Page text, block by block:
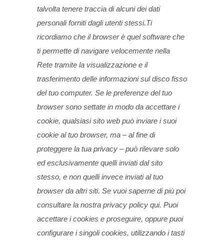
talvolta tenere traccia di alcuni dei dati
personali forniti dagli utenti stessi.Ti
ricordiamo che il browser è quel software che
ti permette di navigare velocemente nella
Rete tramite la visualizzazione e il
trasferimento delle informazioni sul disco fisso
del tuo computer. Se le preferenze del tuo
browser sono settate in modo da accettare i
cookie, qualsiasi sito web può inviare i suoi
cookie al tuo browser, ma – al fine di
proteggere la tua privacy – può rilevare solo
ed esclusivamente quelli inviati dal sito
stesso, e non quelli invece inviati al tuo
browser da altri siti. Se vuoi saperne di più poi
consultare la nostra privacy policy qui. Puoi
accettare i cookies e proseguire, oppure puoi
configurare i singoli cookies, utilizzando i tasti